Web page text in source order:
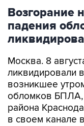
Возгорание
падения
Москва. 8
ликвидировали
возникшее
обломков БПЛА,
района
в своем канале